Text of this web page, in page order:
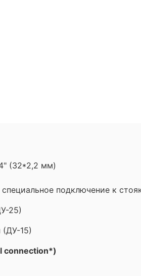
(32*2,2 мм)
подключение к
25)
15)
connection*)